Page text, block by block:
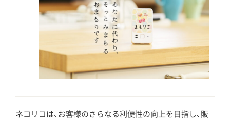
ネコリコは、お客様のさらなる利便性の向上を目指し、販